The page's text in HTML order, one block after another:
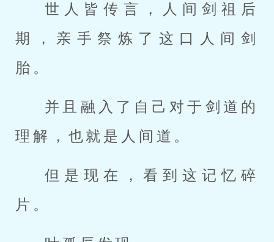
世人皆传言，人间剑祖后
期，亲手祭炼了这口人间剑
胎。
并且融入了自己对于剑道的
理解，也就是人间道。
但是现在，看到这记忆碎
片。